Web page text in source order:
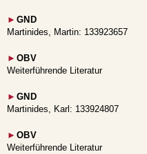
► GND
Martinides, Martin: 133923657
► OBV
Weiterführende Literatur
► GND
Martinides, Karl: 133924807
► OBV
Weiterführende Literatur